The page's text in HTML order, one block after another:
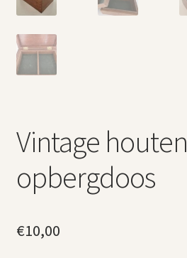
Vintage houten
opbergdoos
€10,00